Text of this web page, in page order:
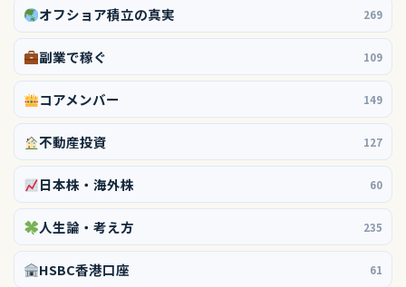
オフショア積立の真実 269
副業で稼ぐ 109
コアメンバー 149
不動産投資 127
日本株・海外株 60
人生論・考え方 235
HSBC香港口座 61